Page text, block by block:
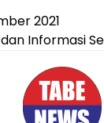
2021
dan Informasi